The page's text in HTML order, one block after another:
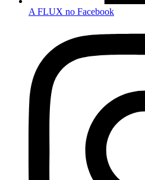
A FLUX no Facebook